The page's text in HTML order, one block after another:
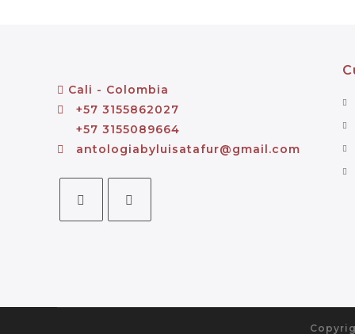
Cali - Colombia
+57 3155862027
+57 3155089664
antologiabyluisatafur@gmail.com